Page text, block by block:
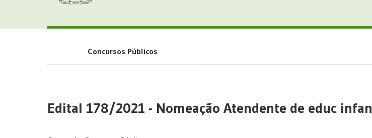
Concursos Públicos
Edital 178/2021 - Nomeação Atendente de educ infan